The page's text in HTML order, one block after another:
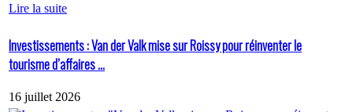
Lire la suite
Investissements : Van der Valk mise sur Roissy pour réinventer le
tourisme d’affaires ...
16 juillet 2026